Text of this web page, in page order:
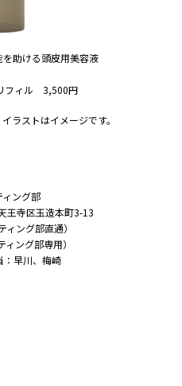
助ける頭皮用美容液
フィル 3,500円
ラストはイメージです。
ング部
王寺区玉造本町3-13
ング部直通）
ング部専用）
早川、梅崎